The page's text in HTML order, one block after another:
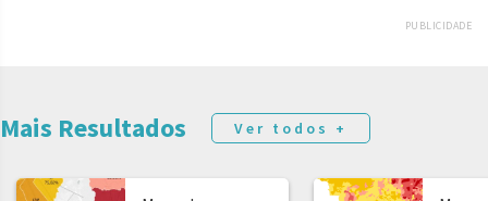
PUBLICIDADE
Mais Resultados Ver todos +